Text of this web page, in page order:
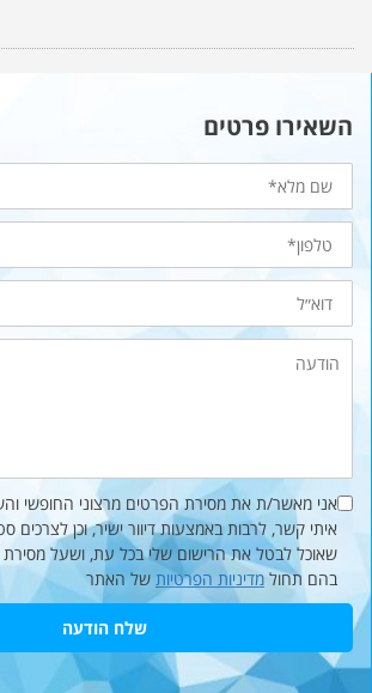
השאירו פרטים
שם
מלא
טלפון*
דוא״ל
הודעה
אני מאשר/ת את מסירת הפרטים מרצוני החופשי
איתי קשר, לרבות באמצעות דיוור ישיר, וכן לצרכים
שאוכל לבטל את הרישום שלי בכל עת, ושעל
בהם תחול מדיניות הפרטיות של האתר
שלח הודעה